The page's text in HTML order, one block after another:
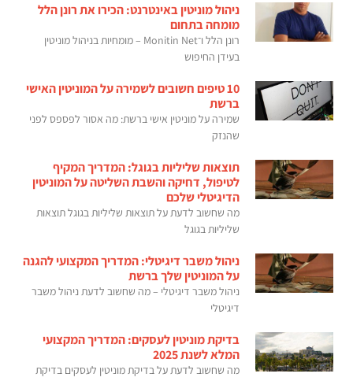
ניהול מוניטין באינטרנט: הכירו את רונן הלל
מומחה בתחום
רונן הלל ו־Monitin Net – מומחיות בניהול מוניטין
בעידן החיפוש
10 טיפים חשובים לשמירה על המוניטין האישי
ברשת
שמירה על מוניטין אישי ברשת: מה אסור לפספס לפני
שהנזק
תוצאות שליליות בגוגל: המדריך המקיף
לטיפול, דחיקה והשבת השליטה על המוניטין
הדיגיטלי שלכם
מה שחשוב לדעת על תוצאות שליליות בגוגל תוצאות
שליליות בגוגל
ניהול משבר דיגיטלי: המדריך המקצועי להגנה
על המוניטין שלך ברשת
ניהול משבר דיגיטלי – מה שחשוב לדעת ניהול משבר
דיגיטלי
בדיקת מוניטין לעסקים: המדריך המקצועי
המלא לשנת 2025
מה שחשוב לדעת על בדיקת מוניטין לעסקים בדיקת